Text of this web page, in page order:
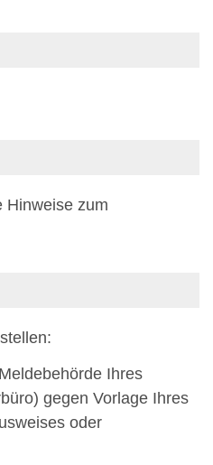
Hinweise zum
Ihres
gegen Vorlage Ihres
oder